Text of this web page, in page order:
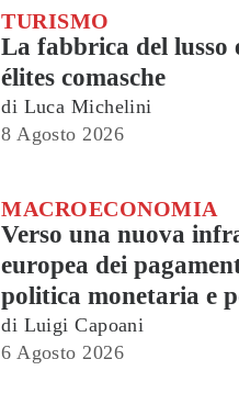
TURISMO
La fabbrica del lusso
élites comasche
di Luca Michelini
8 Agosto 2026
MACROECONOMIA
Verso una nuova
europea dei
politica monetaria e
di Luigi Capoani
6 Agosto 2026